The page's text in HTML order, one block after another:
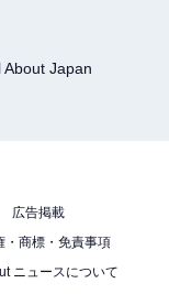
About Japan
広告掲載
・商標・免責事項
ニュースについて